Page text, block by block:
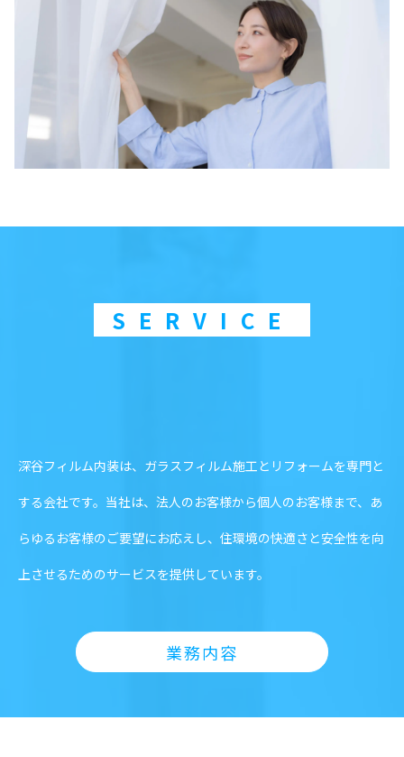
SERVICE
深谷フィルム内装は、ガラスフィルム施工とリフォームを専門と
する会社です。当社は、法人のお客様から個人のお客様まで、あ
らゆるお客様のご要望にお応えし、住環境の快適さと安全性を向
上させるためのサービスを提供しています。
業務内容